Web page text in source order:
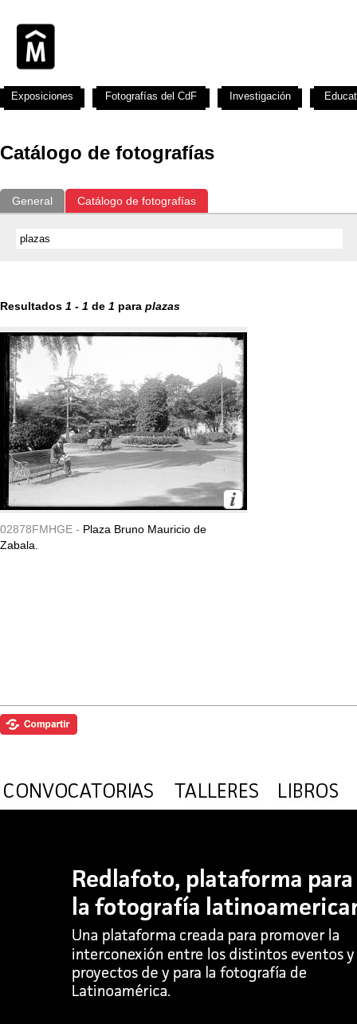
Catálogo de fotografías
General Catálogo de fotografías
Resultados 1 - 1 de 1 para plazas
02878FMHGE - Plaza Bruno Mauricio de
Zabala.
Exposiciones Fotografías del CdF Investigación